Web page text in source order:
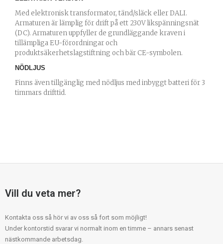
Med elektronisk transformator, tänd/släck eller DALI.
Armaturen är lämplig för drift på ett 230V likspänningsnät
(DC). Armaturen uppfyller de grundläggande kraven i
tillämpliga EU-förordningar och
produktsäkerhetslagstiftning och bär CE-symbolen.
NÖDLJUS
Finns även tillgänglig med nödljus med inbyggt batteri för 3
timmars drifttid.
Vill du veta mer?
Kontakta oss så hör vi av oss så fort som möjligt!
Under kontorstid svarar vi normalt inom en timme – annars senast
nästkommande arbetsdag.